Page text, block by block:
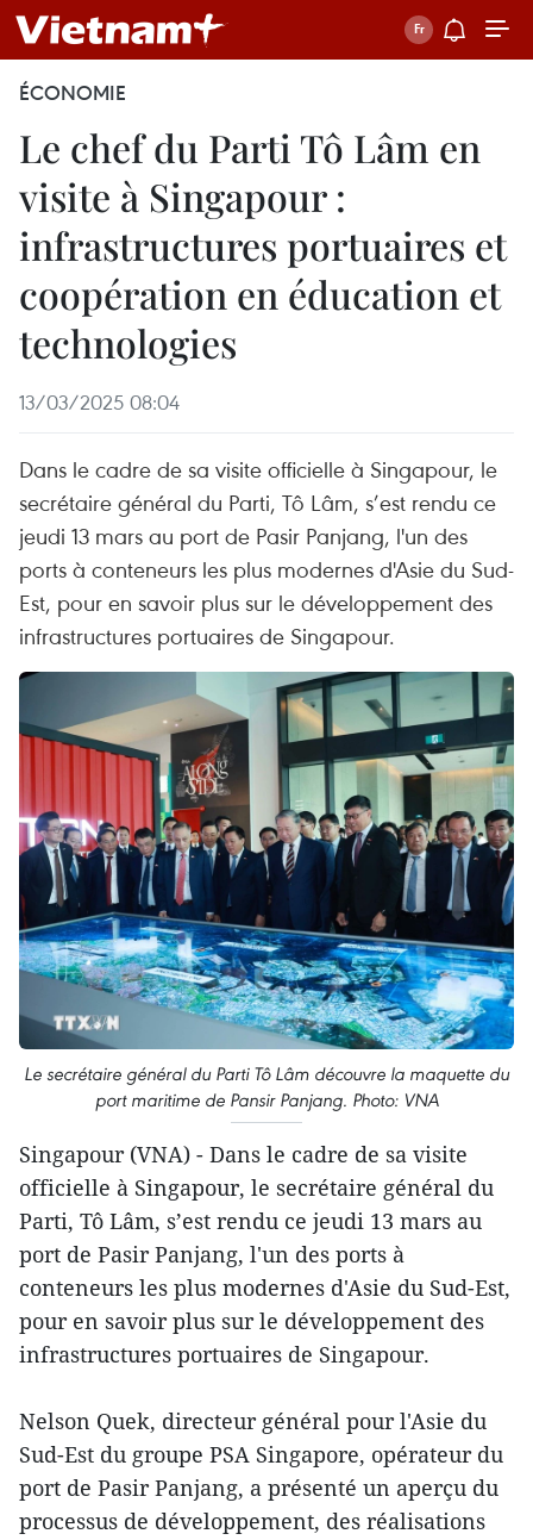
ÉCONOMIE
Le chef du Parti Tô Lâm en
visite à Singapour :
infrastructures portuaires et
coopération en éducation et
technologies
13/03/2025 08:04
Dans le cadre de sa visite officielle à Singapour, le
secrétaire général du Parti, Tô Lâm, s’est rendu ce
jeudi 13 mars au port de Pasir Panjang, l'un des
ports à conteneurs les plus modernes d'Asie du Sud-
Est, pour en savoir plus sur le développement des
infrastructures portuaires de Singapour.
Le secrétaire général du Parti Tô Lâm découvre la maquette du
port maritime de Pansir Panjang. Photo: VNA
Singapour (VNA) - Dans le cadre de sa visite
officielle à Singapour, le secrétaire général du
Parti, Tô Lâm, s’est rendu ce jeudi 13 mars au
port de Pasir Panjang, l'un des ports à
conteneurs les plus modernes d'Asie du Sud-Est,
pour en savoir plus sur le développement des
infrastructures portuaires de Singapour.
Nelson Quek, directeur général pour l'Asie du
Sud-Est du groupe PSA Singapore, opérateur du
port de Pasir Panjang, a présenté un aperçu du
processus de développement, des réalisations